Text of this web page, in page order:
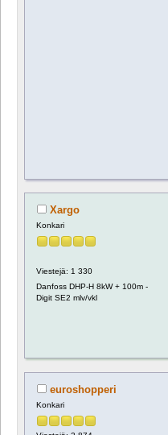
Xargo
Konkari
Viestejä: 1 330
Danfoss DHP-H 8kW + 100m -
Digit SE2 mlv/vkl
euroshopperi
Konkari